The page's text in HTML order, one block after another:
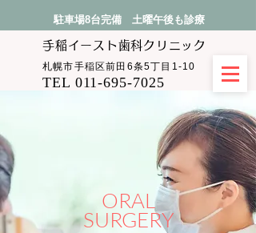
駐車場8台完備 土曜午後も診療
手稲イースト​歯科クリニック
札幌市手稲区前田6条5丁目1-10
TEL 011-695-7025
ORAL
SURGERY